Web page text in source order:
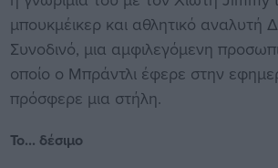
μπουκμέικερ και αθλητικό αναλυτή
Συνοδινό, μια αμφιλεγόμενη
οποίο ο Μπράντλι έφερε στην
πρόσφερε μια στήλη.
Το... δέσιμο